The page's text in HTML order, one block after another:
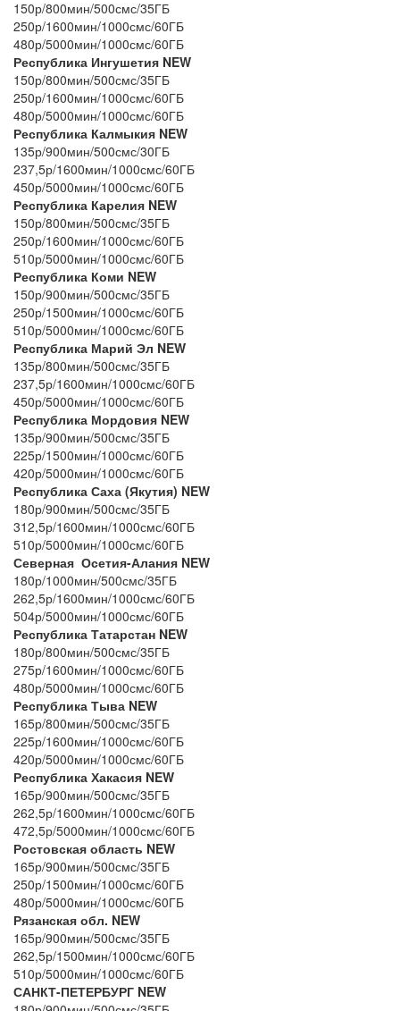
150р/800мин/500смс/35ГБ
250р/1600мин/1000смс/60ГБ
480р/5000мин/1000смс/60ГБ
Республика Ингушетия NEW
150р/800мин/500смс/35ГБ
250р/1600мин/1000смс/60ГБ
480р/5000мин/1000смс/60ГБ
Республика Калмыкия NEW
135р/900мин/500смс/30ГБ
237,5р/1600мин/1000смс/60ГБ
450р/5000мин/1000смс/60ГБ
Республика Карелия NEW
150р/800мин/500смс/35ГБ
250р/1600мин/1000смс/60ГБ
510р/5000мин/1000смс/60ГБ
Республика Коми NEW
150р/900мин/500смс/35ГБ
250р/1500мин/1000смс/60ГБ
510р/5000мин/1000смс/60ГБ
Республика Марий Эл NEW
135р/800мин/500смс/35ГБ
237,5р/1600мин/1000смс/60ГБ
450р/5000мин/1000смс/60ГБ
Республика Мордовия NEW
135р/900мин/500смс/35ГБ
225р/1500мин/1000смс/60ГБ
420р/5000мин/1000смс/60ГБ
Республика Саха (Якутия) NEW
180р/900мин/500смс/35ГБ
312,5р/1600мин/1000смс/60ГБ
510р/5000мин/1000смс/60ГБ
Северная Осетия-Алания NEW
180р/1000мин/500смс/35ГБ
262,5р/1600мин/1000смс/60ГБ
504р/5000мин/1000смс/60ГБ
Республика Татарстан NEW
180р/800мин/500смс/35ГБ
275р/1600мин/1000смс/60ГБ
480р/5000мин/1000смс/60ГБ
Республика Тыва NEW
165р/800мин/500смс/35ГБ
225р/1600мин/1000смс/60ГБ
420р/5000мин/1000смс/60ГБ
Республика Хакасия NEW
165р/900мин/500смс/35ГБ
262,5р/1600мин/1000смс/60ГБ
472,5р/5000мин/1000смс/60ГБ
Ростовская область NEW
165р/900мин/500смс/35ГБ
250р/1500мин/1000смс/60ГБ
480р/5000мин/1000смс/60ГБ
Рязанская обл. NEW
165р/900мин/500смс/35ГБ
262,5р/1500мин/1000смс/60ГБ
510р/5000мин/1000смс/60ГБ
САНКТ-ПЕТЕРБУРГ NEW